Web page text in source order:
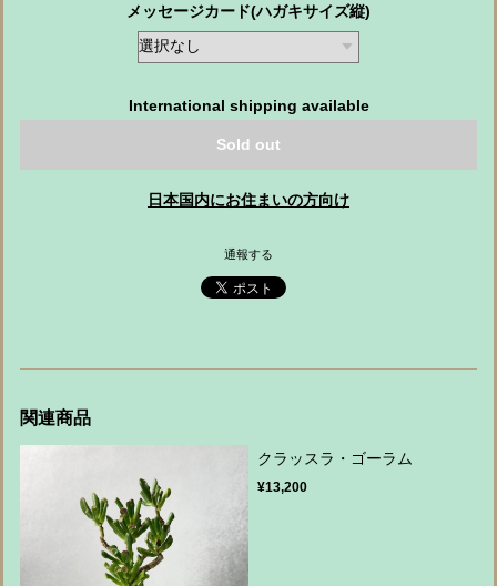
メッセージカード(ハガキサイズ縦)
International shipping available
Sold out
日本国内にお住まいの方向け
通報する
関連商品
クラッスラ・ゴーラム
¥13,200